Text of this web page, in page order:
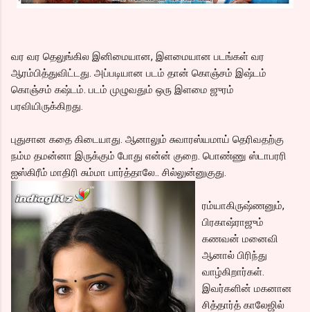
வர வர தெலுங்கில இனிமையான, இளமையான படங்கள் வர
ஆரம்பித்துவிட்டது. அப்படியான படம் தான் கொஞ்சம் இஷ்டம்
கொஞ்சம் கஷ்டம். படம் முழுவதும் ஒரு இளமை ஜுரம்
பரவியிருக்கிறது.
புதுசான கதை கிடையாது. ஆனாலும் சுவாரஸ்யமாய் தெரிவதற்கு
நம்ம தமன்னா இருக்கும் போது என்ன் குறை. பொண்ணு ஸ்டாபரரி
ஐஸ்கிரீம் மாதிரி சும்மா பார்த்தாலே.. சில்லுன்னுகுது.
ரம்யாகிருஷ்ணனும்,
பிரகாஷ்ராஜும்
கணவன் மனைவி
ஆனால் பிரிந்து
வாழ்கிறார்கள்.
இவர்களின் மகனான
சித்தார்த் காலேஜில்